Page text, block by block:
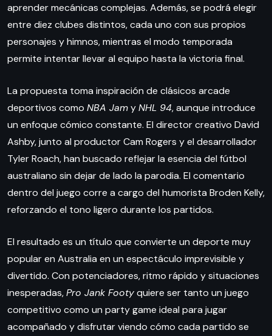
aprender mecánicas complejas. Además, se podrá elegir
entre diez clubes distintos, cada uno con sus propios
personajes y himnos, mientras el modo temporada
permite intentar llevar al equipo hasta la victoria final.
La propuesta toma inspiración de clásicos arcade
deportivos como NBA JamyNHL 94, aunque introduce
un enfoque cómico constante. El director creativo David
Ashby, junto al productor Cam Rogers y el desarrollador
Tyler Roach, han buscado reflejar la esencia del fútbol
australiano sin dejar de lado la parodia. El comentario
dentro del juego corre a cargo del humorista Broden Kelly,
reforzando el tono ligero durante los partidos.
El resultado es un título que convierte un deporte muy
popular en Australia en un espectáculo imprevisible y
divertido. Con potenciadores, ritmo rápido y situaciones
inesperadas,Pro Jank Footyquiere ser tanto un juego
competitivo como un party game ideal para jugar
acompañado y disfrutar viendo cómo cada partido se